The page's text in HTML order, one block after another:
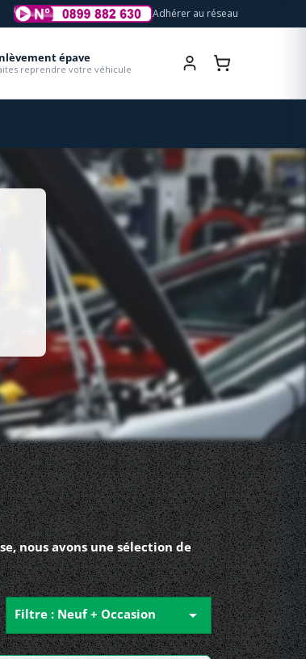
Adhérer au réseau
épave
reprendre votre véhicule
nous avons une sélection de
Filtre : Neuf + Occasion 